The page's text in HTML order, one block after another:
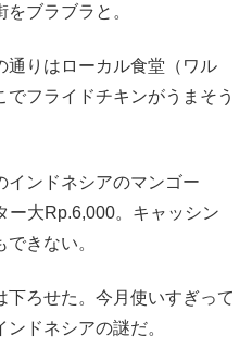
ブラブラと。
通りはローカル食堂（ワル
フライドチキンがうまそう
インドネシアのマンゴー
ー大Rp.6,000。キャッシン
きない。
ろせた。今月使いすぎって
ドネシアの謎だ。